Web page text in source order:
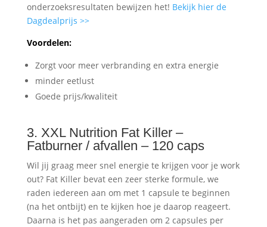
onderzoeksresultaten bewijzen het! Bekijk hier de
Dagdealprijs >>
Voordelen:
Zorgt voor meer verbranding en extra energie
minder eetlust
Goede prijs/kwaliteit
3. XXL Nutrition Fat Killer –
Fatburner / afvallen – 120 caps
Wil jij graag meer snel energie te krijgen voor je work
out? Fat Killer bevat een zeer sterke formule, we
raden iedereen aan om met 1 capsule te beginnen
(na het ontbijt) en te kijken hoe je daarop reageert.
Daarna is het pas aangeraden om 2 capsules per